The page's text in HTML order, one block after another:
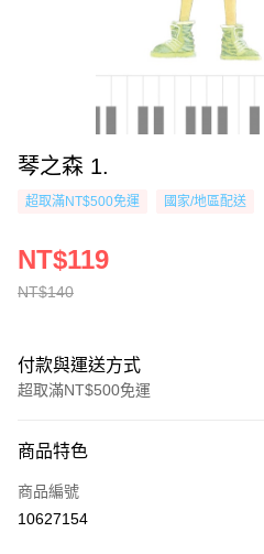
琴之森 1.
超取滿NT$500免運 國家/地區配送
NT$140
NT$119
付款與運送方式
超取滿NT$500免運
信用卡一次付款
超商取貨付款
商品特色
商品編號
10627154